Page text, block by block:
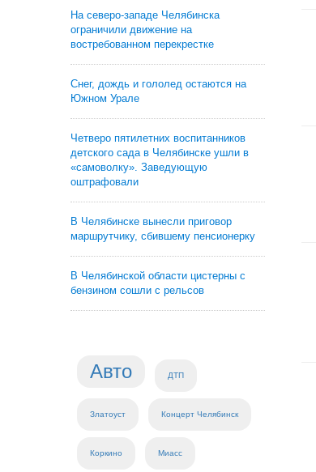
На северо-западе Челябинска
ограничили движение на
востребованном перекрестке
Снег, дождь и гололед остаются на
Южном Урале
Четверо пятилетних воспитанников
детского сада в Челябинске ушли в
«самоволку». Заведующую
оштрафовали
В Челябинске вынесли приговор
маршрутчику, сбившему пенсионерку
В Челябинской области цистерны с
бензином сошли с рельсов
Авто ДТП
Златоуст Концерт Челябинск
Коркино Миасс